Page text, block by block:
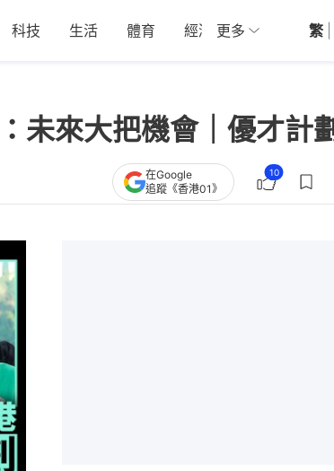
科技 生活 體育 經濟 01深圳 觀
更多 繁
未來大把機會｜優才計
在Google
追蹤《香港01》
10